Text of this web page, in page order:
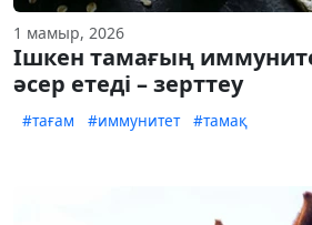
1 мамыр, 2026
Ішкен тамағың
әсер етеді – зерттеу
#тағам #иммунитет #тамақ